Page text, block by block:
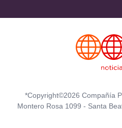
*Copyright©2026 Compañía
Montero Rosa 1099 - Santa